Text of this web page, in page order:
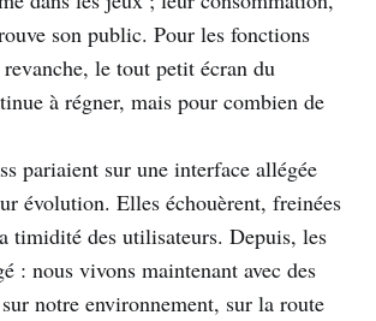
son public. Pour les fonctions
le tout petit écran du
à régner, mais pour combien de
pariaient sur une interface allégée
évolution. Elles échouèrent, freinées
timidité des utilisateurs. Depuis, les
: nous vivons maintenant avec des
sur notre environnement, sur la route